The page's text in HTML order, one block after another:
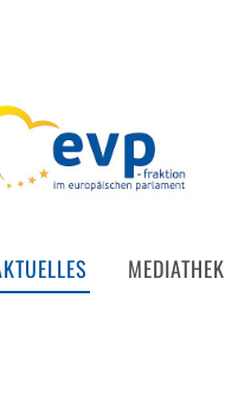
MEDIATHEK